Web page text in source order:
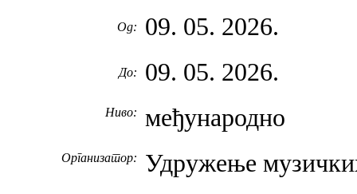
Од: 09. 05. 2026.
До: 09. 05. 2026.
Ниво: међународно
Организатор: Удружење